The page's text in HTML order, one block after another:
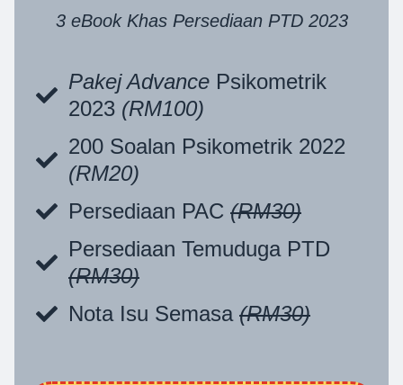
3 eBook Khas Persediaan PTD 2023
Pakej Advance Psikometrik
2023 (RM100)
200 Soalan Psikometrik 2022
(RM20)
Persediaan PAC (RM30)
Persediaan Temuduga PTD
(RM30)
Nota Isu Semasa (RM30)